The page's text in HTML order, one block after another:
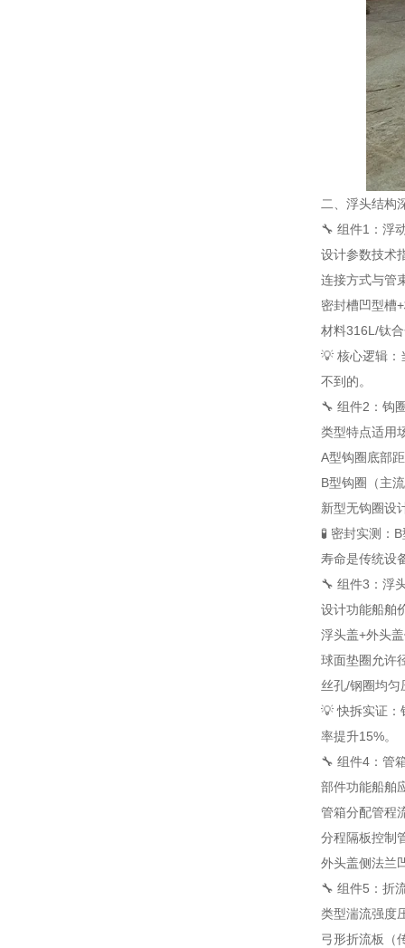
二、浮头结构
🔧 组件1：浮
设计参数技术
连接方式与管
密封槽凹型槽
材料316L/钛
💡 核心逻辑
不到的。
🔧 组件2：钩
类型特点适用
A型钩圈 底部
B型钩圈（主
新型无钩圈设
🧪 密封实测：
寿命是传统设
🔧 组件3：浮
设计功能船舶
浮头盖+外头
球面垫圈 允许
丝孔/钢圈均匀
💡 快拆实证：
率提升15%。
🔧 组件4：管
部件功能船舶
管箱分配管程
分程隔板控制
外头盖侧法兰
🔧 组件5：折
类型湍流强度
弓形折流板（